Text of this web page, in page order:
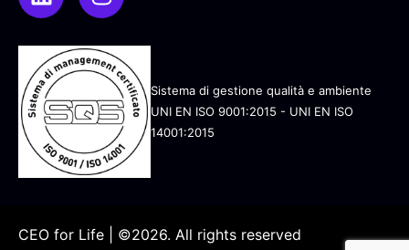
Sistema di gestione qualità e ambiente
UNI EN ISO 9001:2015 - UNI EN ISO
14001:2015
CEO for Life | ©2026. All rights reserved